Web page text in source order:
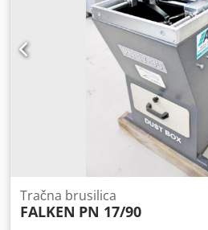
Tračna brusilica
FALKEN PN 17/90